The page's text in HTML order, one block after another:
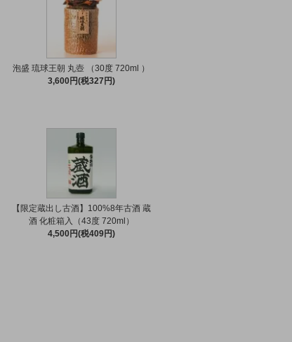
泡盛 琉球王朝 丸壺 （30度 720ml ）
3,600円(税327円)
【限定蔵出し古酒】100%8年古酒 蔵
酒 化粧箱入（43度 720ml）
4,500円(税409円)